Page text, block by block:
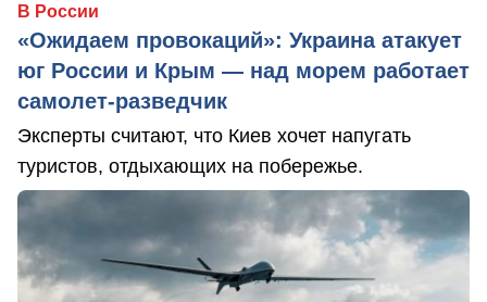
В России
«Ожидаем провокаций»: Украина атакует
юг России и Крым — над морем работает
самолет-разведчик
Эксперты считают, что Киев хочет напугать
туристов, отдыхающих на побережье.